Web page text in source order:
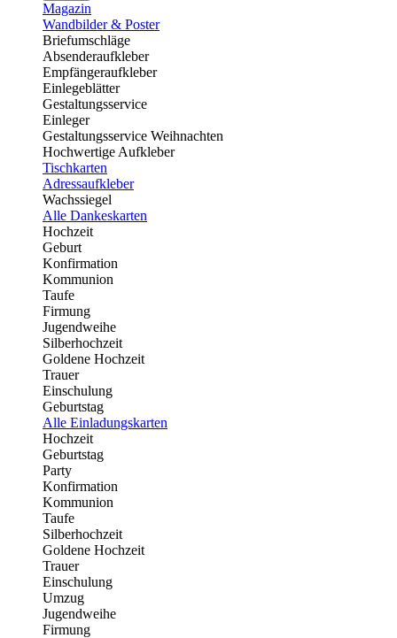
Magazin
Wandbilder & Poster
Briefumschläge
Absenderaufkleber
Empfängeraufkleber
Einlegeblätter
Gestaltungsservice
Einleger
Gestaltungsservice Weihnachten
Hochwertige Aufkleber
Tischkarten
Adressaufkleber
Wachssiegel
Alle Dankeskarten
Hochzeit
Geburt
Konfirmation
Kommunion
Taufe
Firmung
Jugendweihe
Silberhochzeit
Goldene Hochzeit
Trauer
Einschulung
Geburtstag
Alle Einladungskarten
Hochzeit
Geburtstag
Party
Konfirmation
Kommunion
Taufe
Silberhochzeit
Goldene Hochzeit
Trauer
Einschulung
Umzug
Jugendweihe
Firmung